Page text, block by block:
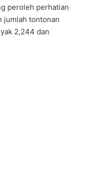
peroleh perhatian
jumlah tontonan
2,244 dan